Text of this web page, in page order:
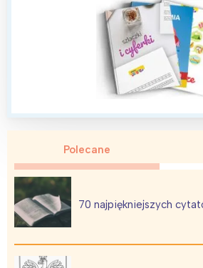
Polecane
70 najpiękniejszych
Wrocław
Wybieram